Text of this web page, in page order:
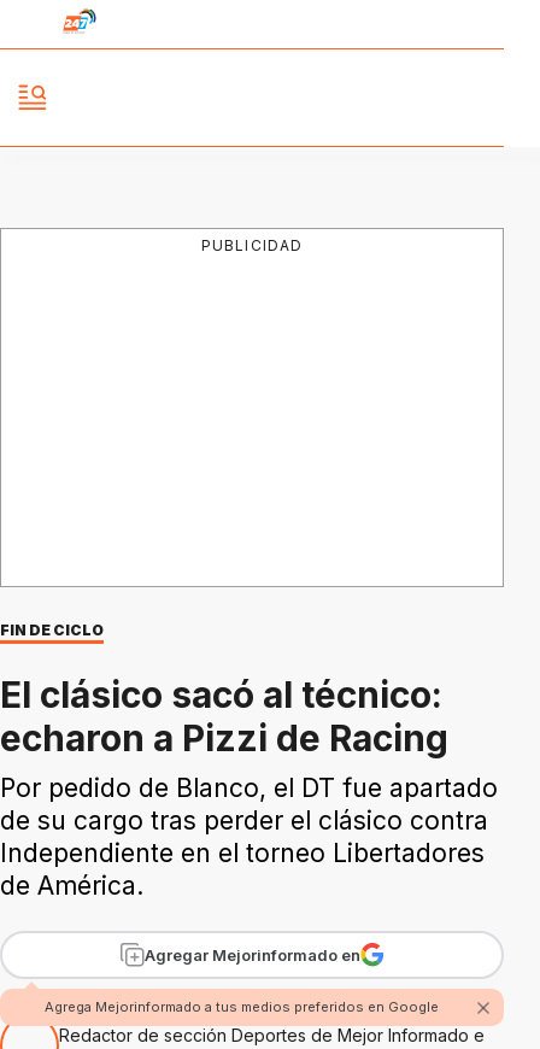
PUBLICIDAD
FIN DE CICLO
El clásico sacó al técnico:
echaron a Pizzi de Racing
Por pedido de Blanco, el DT fue apartado
de su cargo tras perder el clásico contra
Independiente en el torneo Libertadores
de América.
Agregar Mejorinformado en
Agrega Mejorinformado a tus medios preferidos en Google
Por Pablo Chagumil
Redactor de sección Deportes de Mejor Informado e